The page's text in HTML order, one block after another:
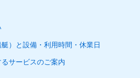
）と設備・利用時間・休業日
サービスのご案内